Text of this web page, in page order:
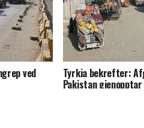
ved Tyrkia bekrefter:
Pakistan